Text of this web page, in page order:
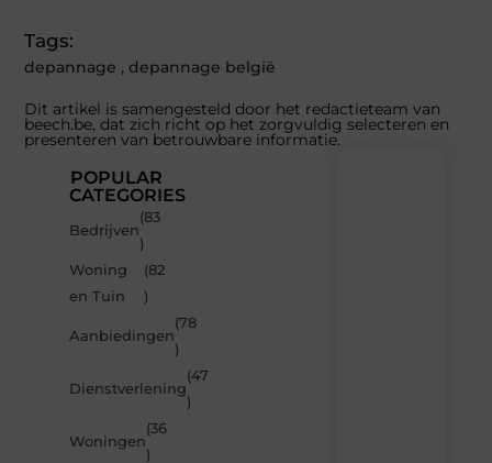
Tags:
depannage ,depannage belgië
Dit artikel is samengesteld door het redactieteam van
beech.be, dat zich richt op het zorgvuldig selecteren en
presenteren van betrouwbare informatie.
POPULAR
CATEGORIES
Bedrijven
(83
)
Woning
en Tuin
(82
)
Aanbiedingen
(78
)
Dienstverlening
(47
)
Woningen
(36
)